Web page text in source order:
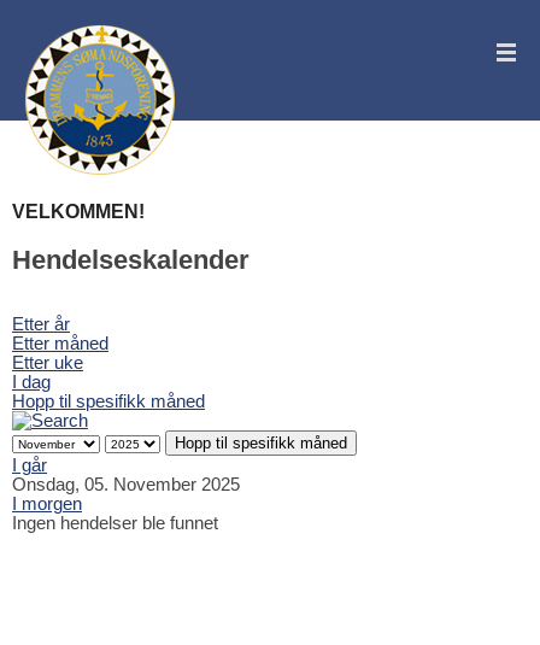
VELKOMMEN!
Hendelseskalender
Etter år
Etter måned
Etter uke
I dag
Hopp til spesifikk måned
Hopp til spesifikk måned
I går
Onsdag, 05. November 2025
I morgen
Ingen hendelser ble funnet